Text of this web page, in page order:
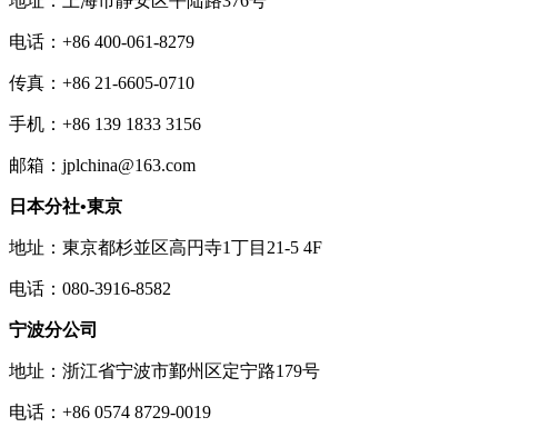
电话：+86 400-061-8279
传真：+86 21-6605-0710
手机：+86 139 1833 3156
邮箱：jplchina@163.com
日本分社•東京
地址：東京都杉並区高円寺1丁目21-5 4F
电话：080-3916-8582
宁波分公司
地址：浙江省宁波市鄞州区定宁路179号
电话：+86 0574 8729-0019